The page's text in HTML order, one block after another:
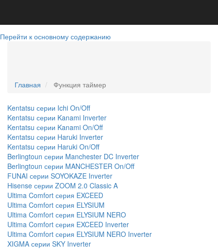
Перейти к основному содержанию
Главная
Функция таймер
Kentatsu серии Ichi On/Off
Kentatsu серии Kanami Inverter
Kentatsu серии Kanami On/Off
Kentatsu серии Haruki Inverter
Kentatsu серии Haruki On/Off
Berlingtoun серии Manchester DC Inverter
Berlingtoun серии MANCHESTER On/Off
FUNAI серии SOYOKAZE Inverter
Hisense серии ZOOM 2.0 Classic A
Ultima Comfort серия EXCEED
Ultima Comfort серия ELYSIUM
Ultima Comfort серия ELYSIUM NERO
Ultima Comfort серия EXCEED Inverter
Ultima Comfort серия ELYSIUM NERO Inverter
XIGMA серии SKY Inverter